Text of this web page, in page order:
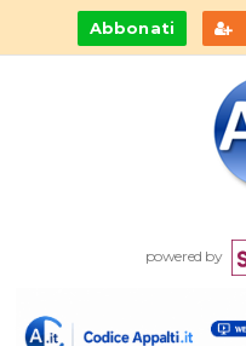
Abbonati
powered by